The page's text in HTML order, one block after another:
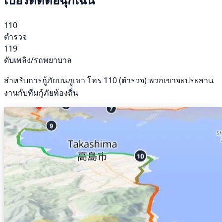
110
ตำรวจ
119
ดับเพลิง/รถพยาบาล
สำหรับการกู้ภัยบนภูเขา โทร 110 (ตำรวจ) พวกเขาจะประสาน
งานกับทีมกู้ภัยท้องถิ่น